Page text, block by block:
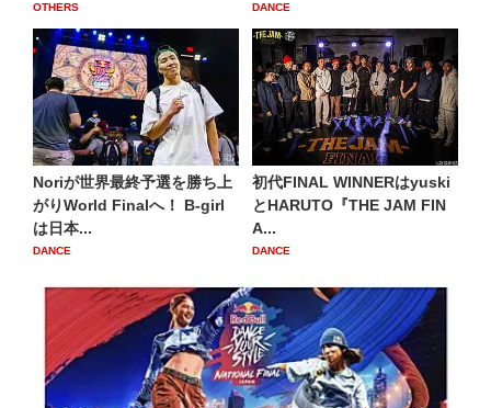
OTHERS DANCE
Noriが世界最終予選を勝ち上
がりWorld Finalへ！ B-girl
は日本...
DANCE
初代FINAL WINNERはyuski
とHARUTO『THE JAM FIN
A...
DANCE